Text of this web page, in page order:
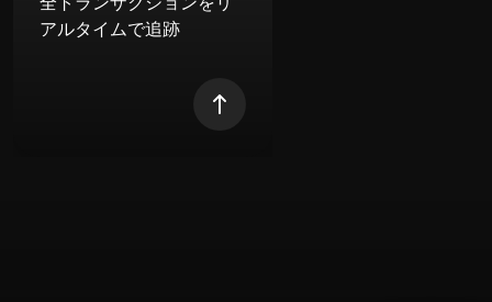
アルタイムで追跡